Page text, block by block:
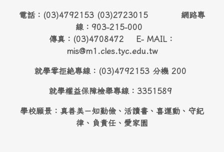
電話：(03)4792153 (03)2723015 網路專
線：903-215-000
傳真：(03)4708472 E- MAIL：
mis@m1.cles.tyc.edu.tw
就學零拒絶專線：(03)4792153 分機 200
就學權益保障檢舉專線：3351589
學校願景：真善美－知勤儉、活讀書、喜運動、守紀
律、負責任、愛家園